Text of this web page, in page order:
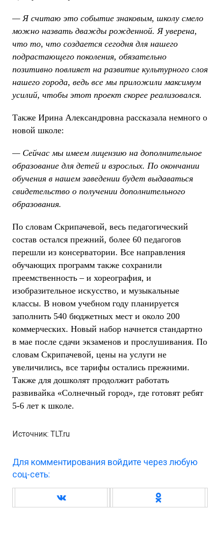
— Я считаю это событие знаковым, школу смело
можно назвать дважды рожденной. Я уверена,
что то, что создается сегодня для нашего
подрастающего поколения, обязательно
позитивно повлияет на развитие культурного слоя
нашего города, ведь все мы приложили максимум
усилий, чтобы этот проект скорее реализовался.
Также Ирина Александровна рассказала немного о
новой школе:
— Сейчас мы имеем лицензию на дополнительное
образование для детей и взрослых. По окончании
обучения в нашем заведении будет выдаваться
свидетельство о получении дополнительного
образования.
По словам Скрипачевой, весь педагогический
состав остался прежний, более 60 педагогов
перешли из консерватории. Все направления
обучающих программ также сохранили
преемственность – и хореография, и
изобразительное искусство, и музыкальные
классы. В новом учебном году планируется
заполнить 540 бюджетных мест и около 200
коммерческих. Новый набор начнется стандартно
в мае после сдачи экзаменов и прослушивания. По
словам Скрипачевой, цены на услуги не
увеличились, все тарифы остались прежними.
Также для дошколят продолжит работать
развивайка «Солнечный город», где готовят ребят
5-6 лет к школе.
Источник: TLT.ru
Для комментирования войдите через любую
соц-сеть: